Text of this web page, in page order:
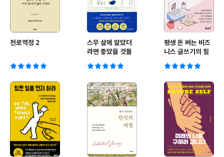
천로역정 2
스무 살에 알았더
라면 좋았을 것들
평생 돈 버는 비즈
니스 글쓰기의 힘